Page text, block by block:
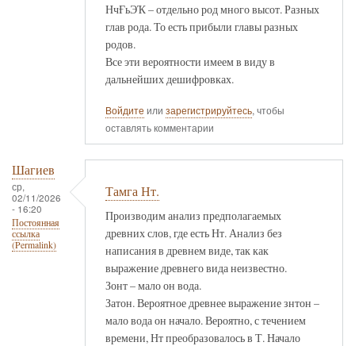
НчҒьЭҠ – отдельно род много высот. Разных
глав рода. То есть прибыли главы разных
родов.
Все эти вероятности имеем в виду в
дальнейших дешифровках.
Войдите или зарегистрируйтесь, чтобы
оставлять комментарии
Шагиев
ср,
02/11/2026
- 16:20
Постоянная
ссылка
(Permalink)
Тамга Нт.
Производим анализ предполагаемых
древних слов, где есть Нт. Анализ без
написания в древнем виде, так как
выражение древнего вида неизвестно.
Зонт – мало он вода.
Затон. Вероятное древнее выражение знтон –
мало вода он начало. Вероятно, с течением
времени, Нт преобразовалось в Т. Начало